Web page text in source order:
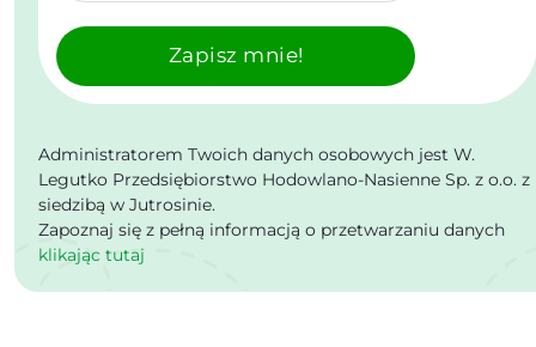
Zapisz mnie!
Administratorem Twoich danych osobowych jest W.
Legutko Przedsiębiorstwo Hodowlano-Nasienne Sp. z o.o. z
siedzibą w Jutrosinie.
Zapoznaj się z pełną informacją o przetwarzaniu danych
klikając tutaj